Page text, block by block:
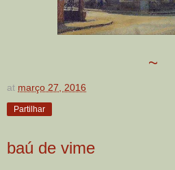
~
at março 27, 2016
Partilhar
baú de vime